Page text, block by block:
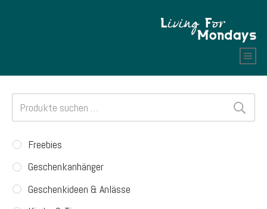
Suchen
nach:
Freebies
Geschenkanhänger
Geschenkideen & Anlässe